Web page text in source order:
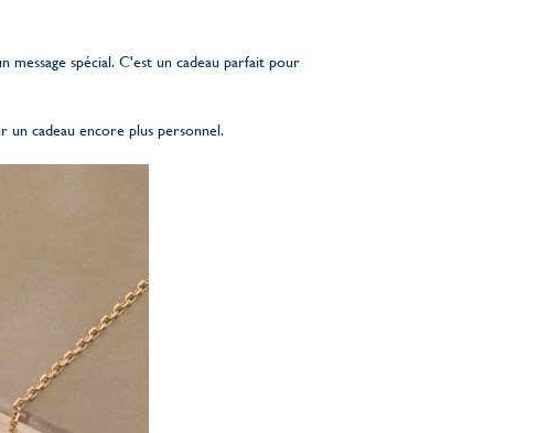
spécial. C'est un cadeau parfait pour
un cadeau encore plus personnel.